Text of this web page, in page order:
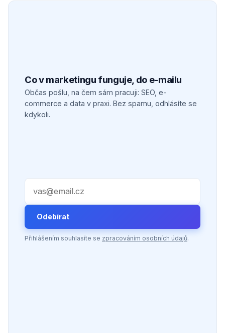
Co v marketingu funguje, do e-mailu
Občas pošlu, na čem sám pracuji: SEO, e-
commerce a data v praxi. Bez spamu, odhlásíte se
kdykoli.
Váš e-mail
Odebírat
Přihlášením souhlasíte se zpracováním osobních údajů.